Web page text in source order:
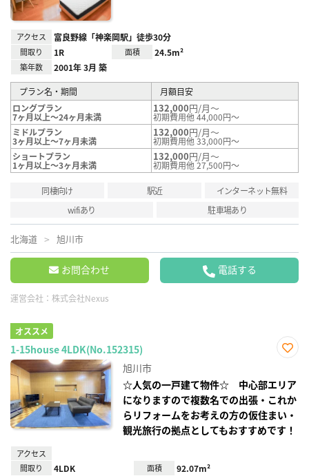
アクセス 富良野線「神楽岡駅」徒歩30分
間取り 1R 面積 24.5m²
築年数 2001年 3月 築
プラン名・期間
月額目安
ロングプラン
7ヶ月以上～24ヶ月未満
132,000円/月～
初期費用他 44,000円～
ミドルプラン
3ヶ月以上～7ヶ月未満
132,000円/月～
初期費用他 33,000円～
ショートプラン
1ヶ月以上～3ヶ月未満
132,000円/月～
初期費用他 27,500円～
同棲向け 駅近
インターネット無料
wifiあり
駐車場あり
北海道 旭川市
お問合わせ 電話する
運営会社： 株式会社Nexus
オススメ
1-15house 4LDK(No.152315)
り登
録
旭川市
☆人気の一戸建て物件☆ 中心部エリア
になりますので複数名での出張・これか
らリフォームをお考えの方の仮住まい・
観光旅行の拠点としてもおすすめです！
アクセス
間取り
4LDK 面積 92.07m²